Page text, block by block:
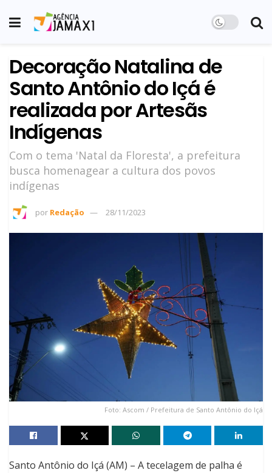
Decoração Natalina de
Santo Antônio do Içá é
realizada por Artesãs
Indígenas
Com o tema 'Natal da Floresta', a prefeitura
busca homenagear a cultura dos povos
indígenas
por Redação 28/11/2023
Foto: Ascom / Prefeitura de Santo Antônio do Içá
Santo Antônio do Içá (AM) – A tecelagem de palha é